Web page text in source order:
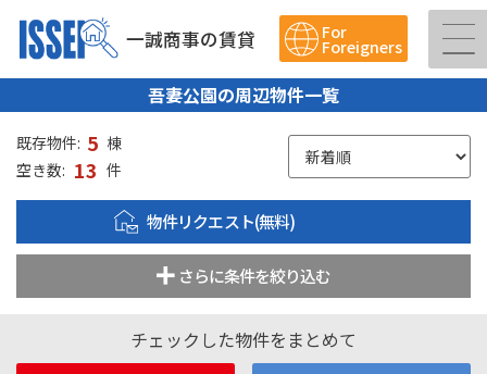
一誠商事の賃貸 For
Foreigners
吾妻公園の周辺物件一覧
既存物件: 5 棟
空き数: 13 件
物件リクエスト(無料)
さらに条件を絞り込む
チェックした物件をまとめて